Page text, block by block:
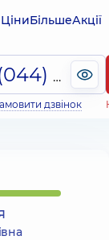
ЦіниБільшеАкції
(044) 495-2-888
дзвінок